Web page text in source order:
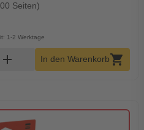
Seiten)
1-2 Werktage
Menge
add In den Warenkorbshopping_cart